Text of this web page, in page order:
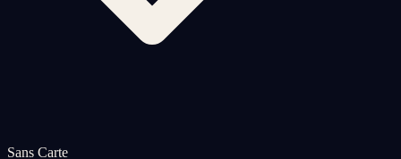
Sans Carte